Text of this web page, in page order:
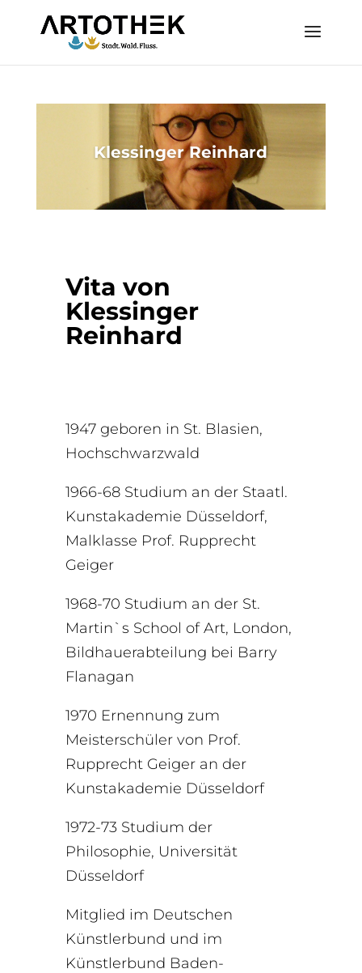
Klessinger Reinhard
Vita von
Klessinger
Reinhard
1947 geboren in St. Blasien,
Hochschwarzwald
1966-68 Studium an der Staatl.
Kunstakademie Düsseldorf,
Malklasse Prof. Rupprecht
Geiger
1968-70 Studium an der St.
Martin`s School of Art, London,
Bildhauerabteilung bei Barry
Flanagan
1970 Ernennung zum
Meisterschüler von Prof.
Rupprecht Geiger an der
Kunstakademie Düsseldorf
1972-73 Studium der
Philosophie, Universität
Düsseldorf
Mitglied im Deutschen
Künstlerbund und im
Künstlerbund Baden-